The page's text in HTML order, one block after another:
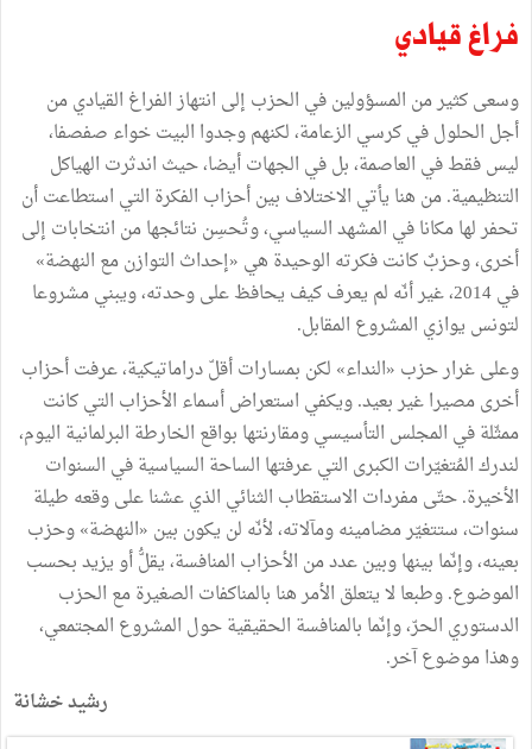
فراغ قيادي
وسعى كثير من المسؤولين في الحزب إلى انتهاز الفراغ القيادي من
أجل الحلول في كرسي الزعامة، لكنهم وجدوا البيت خواء صفصفا،
ليس فقط في العاصمة، بل في الجهات أيضا، حيث اندثرت الهياكل
التنظيمية. من هنا يأتي الاختلاف بين أحزاب الفكرة التي استطاعت أن
تحفر لها مكانا في المشهد السياسي، وتُحسِن نتائجها من انتخابات إلى
أخرى، وحزبٌ كانت فكرته الوحيدة هي «إحداث التوازن مع النهضة»
في 2014، غير أنّه لم يعرف كيف يحافظ على وحدته، ويبني مشروعا
لتونس يوازي المشروع المقابل.
وعلى غرار حزب «النداء» لكن بمسارات أقلّ دراماتيكية، عرفت أحزاب
أخرى مصيرا غير بعيد. ويكفي استعراض أسماء الأحزاب التي كانت
ممثّلة في المجلس التأسيسي ومقارنتها بواقع الخارطة البرلمانية اليوم،
لندرك المُتغيّرات الكبرى التي عرفتها الساحة السياسية في السنوات
الأخيرة. حتّى مفردات الاستقطاب الثنائي الذي عشنا على وقعه طيلة
سنوات، ستتغيّر مضامينه ومآلاته، لأنّه لن يكون بين «النهضة» وحزب
بعينه، وإنّما بينها وبين عدد من الأحزاب المنافسة، يقلُّ أو يزيد بحسب
الموضوع. وطبعا لا يتعلق الأمر هنا بالمناكفات الصغيرة مع الحزب
الدستوري الحرّ، وإنّما بالمنافسة الحقيقية حول المشروع المجتمعي،
وهذا موضوع آخر.
رشيد خشانة